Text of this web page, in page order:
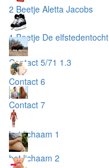
2 Beetje Aletta Jacobs
1 Beetje De elfstedentocht
Contact 5/71 1.3
Contact 6
Contact 7
het lichaam 1
het lichaam 2